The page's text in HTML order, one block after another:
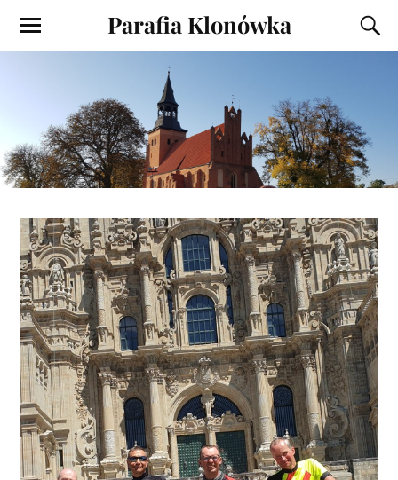
Parafia Klonówka